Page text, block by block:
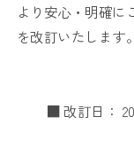
より安心・明確に
を改訂いたします。
■ 改訂日：